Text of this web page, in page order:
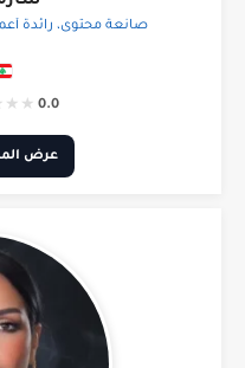
صانعة محتوى، رائدة
0.0
★
★
عرض